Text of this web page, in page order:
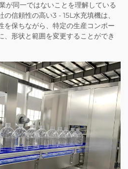
が同一ではないことを理解している
信頼性の高い3 - 15L水充填機は、
を保ちながら、特定の生産コンポー
、形状と範囲を変更することができ